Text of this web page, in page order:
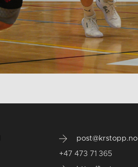
post@krstopp.no
+47 473 71 365